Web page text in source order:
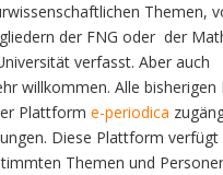
Themen,
der FNG oder der
verfasst. Aber auch
willkommen. Alle bisherigen
Plattform e-periodica
Diese Plattform verfügt
Themen und